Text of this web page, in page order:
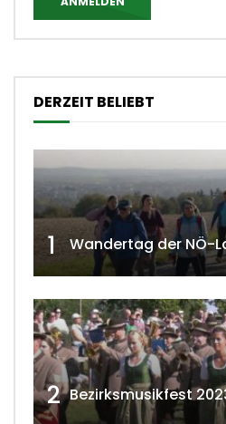
DERZEIT BELIEBT
1
2